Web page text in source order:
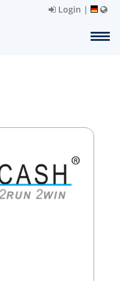
Login |